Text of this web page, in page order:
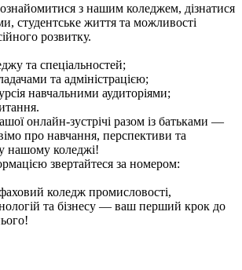
з нашим коледжем, дізнатися
студентське життя та можливості
розвитку.
та спеціальностей;
та адміністрацією;
навчальними аудиторіями;
онлайн-зустрічі разом із батьками —
про навчання, перспективи та
нашому коледжі!
звертайтеся за номером:
коледж промисловості,
та бізнесу — ваш перший крок до